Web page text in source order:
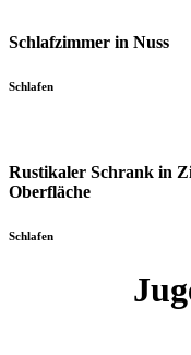
Schlafzimmer in Nuss
Schlafen
Rustikaler Schrank in
Oberfläche
Schlafen